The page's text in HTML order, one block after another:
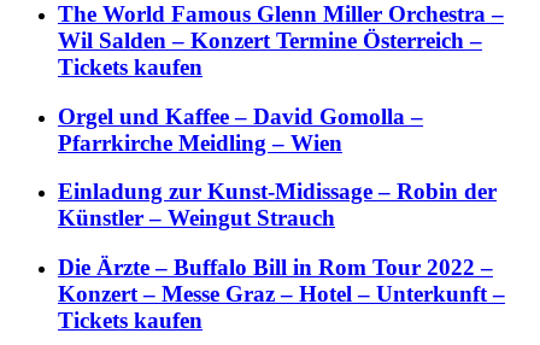
The World Famous Glenn Miller Orchestra –
Wil Salden – Konzert Termine Österreich –
Tickets kaufen
Orgel und Kaffee – David Gomolla –
Pfarrkirche Meidling – Wien
Einladung zur Kunst-Midissage – Robin der
Künstler – Weingut Strauch
Die Ärzte – Buffalo Bill in Rom Tour 2022 –
Konzert – Messe Graz – Hotel – Unterkunft –
Tickets kaufen